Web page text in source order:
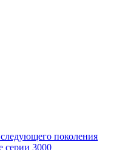
поколения
серии 3000